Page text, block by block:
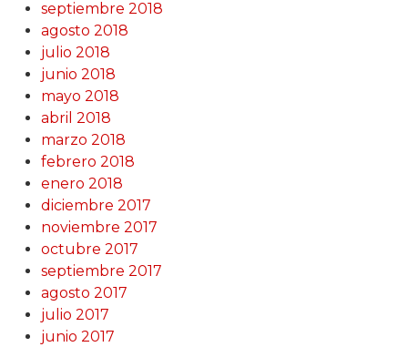
septiembre 2018
agosto 2018
julio 2018
junio 2018
mayo 2018
abril 2018
marzo 2018
febrero 2018
enero 2018
diciembre 2017
noviembre 2017
octubre 2017
septiembre 2017
agosto 2017
julio 2017
junio 2017